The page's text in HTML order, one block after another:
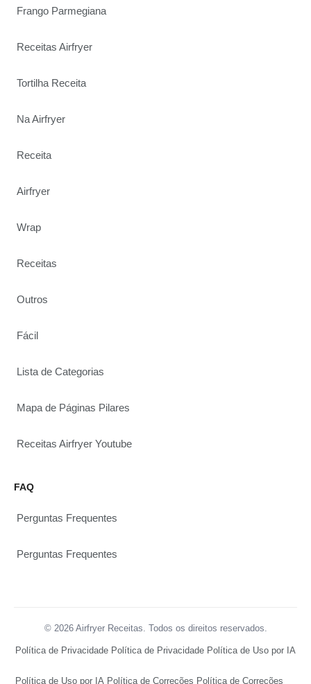
Frango Parmegiana
Receitas Airfryer
Tortilha Receita
Na Airfryer
Receita
Airfryer
Wrap
Receitas
Outros
Fácil
Lista de Categorias
Mapa de Páginas Pilares
Receitas Airfryer Youtube
FAQ
Perguntas Frequentes
Perguntas Frequentes
© 2026 Airfryer Receitas. Todos os direitos reservados.
Política de Privacidade Política de Privacidade Política de Uso por IA
Política de Uso por IA Política de Correções Política de Correções